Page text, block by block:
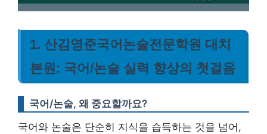
1. 산김영준국어논술전문학원 대치
본원: 국어/논술 실력 향상의 첫걸음
국어/논술, 왜 중요할까요?
국어와 논술은 단순히 지식을 습득하는 것을 넘어,